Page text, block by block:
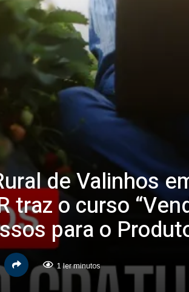
de Valinhos
traz o curso
para o
1 ler minutos